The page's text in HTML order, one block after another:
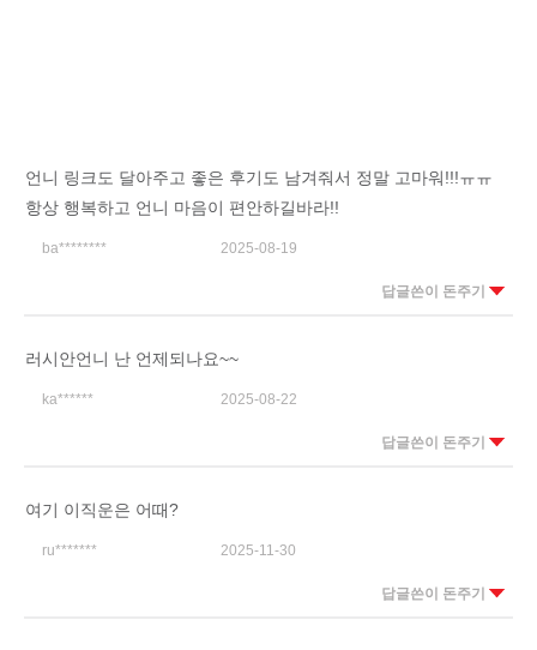
언니 링크도 달아주고 좋은 후기도 남겨줘서 정말 고마워!!!ㅠㅠ
항상 행복하고 언니 마음이 편안하길바라!!
ba******** 2025-08-19
답글쓴이 돈주기
러시안언니 난 언제되나요~~
ka****** 2025-08-22
답글쓴이 돈주기
여기 이직운은 어때?
ru******* 2025-11-30
답글쓴이 돈주기